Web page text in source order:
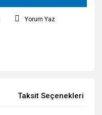
Yorum Yaz
Taksit Seçenekleri